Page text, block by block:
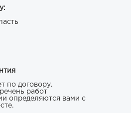
по договору.
работ
определяются вами с